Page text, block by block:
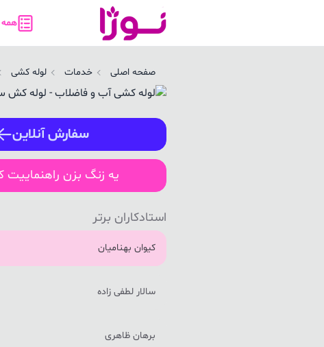
صفحه اصلی خدمات لوله کشی
سفارش آنلاین
یه زنگ بزن راهنماییت
استادکاران برتر
کیوان بهنامیان
سالار لطفی زاده
برهان ظاهری